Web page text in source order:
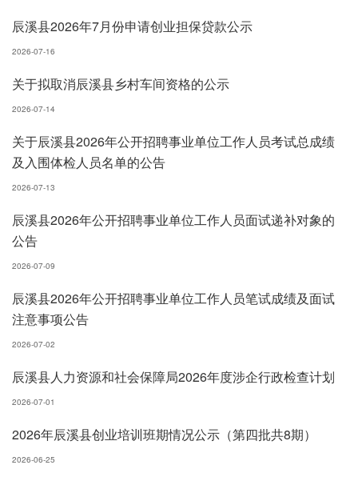
辰溪县2026年7月份申请创业担保贷款公示
2026-07-16
关于拟取消辰溪县乡村车间资格的公示
2026-07-14
关于辰溪县2026年公开招聘事业单位工作人员考试总成绩
及入围体检人员名单的公告
2026-07-13
辰溪县2026年公开招聘事业单位工作人员面试递补对象的
公告
2026-07-09
辰溪县2026年公开招聘事业单位工作人员笔试成绩及面试
注意事项公告
2026-07-02
辰溪县人力资源和社会保障局2026年度涉企行政检查计划
2026-07-01
2026年辰溪县创业培训班期情况公示（第四批共8期）
2026-06-25